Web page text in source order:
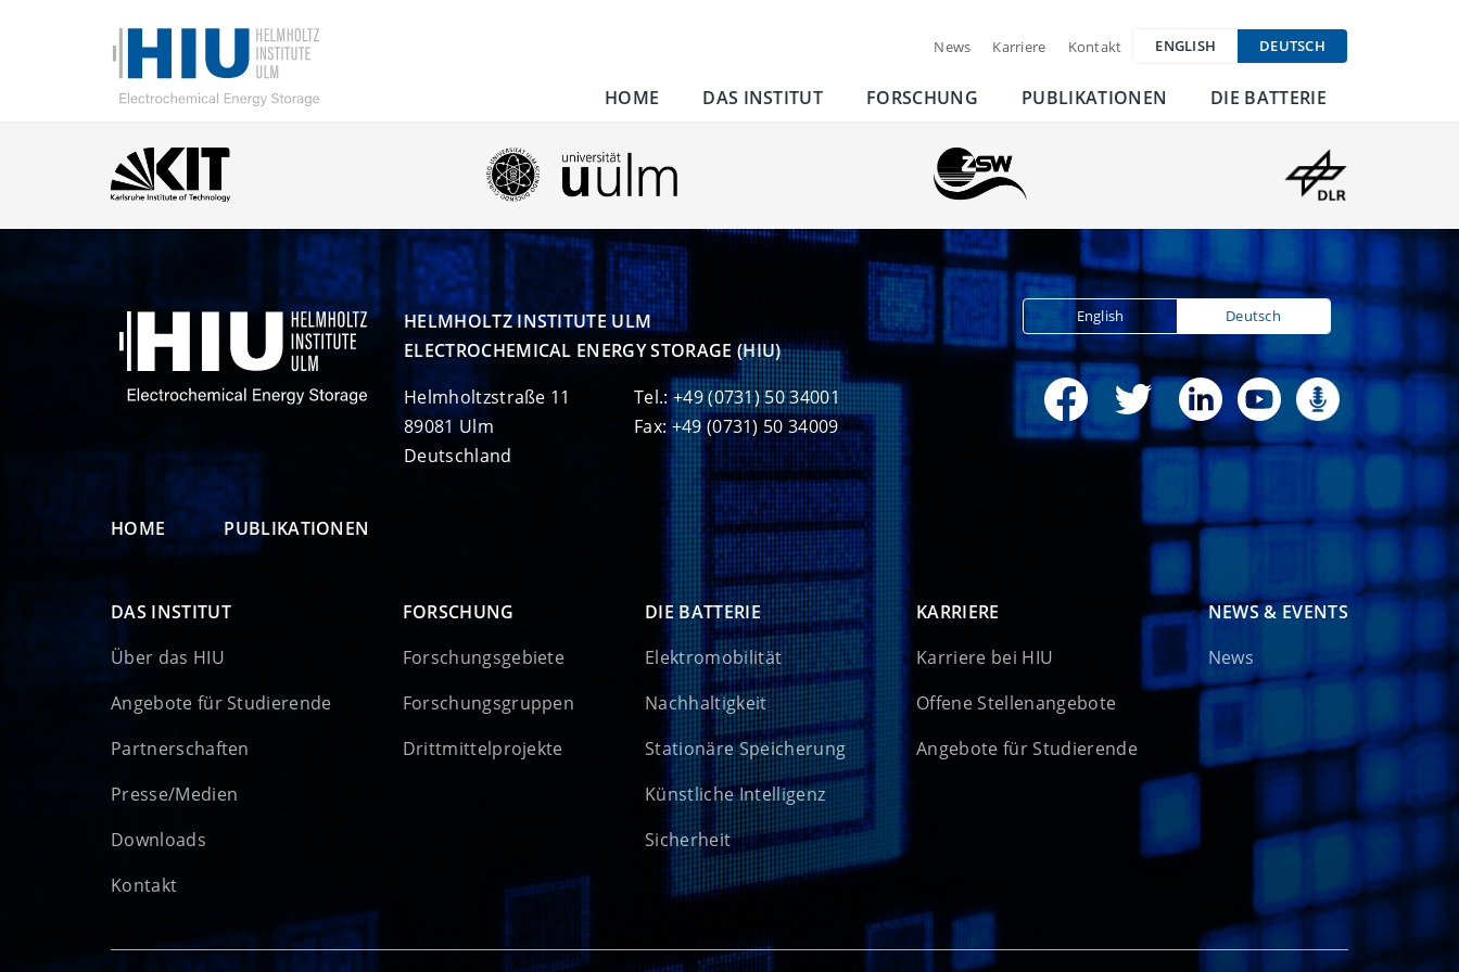
News Karriere Kontakt ENGLISH DEUTSCH
HOME DAS INSTITUT FORSCHUNG PUBLIKATIONEN DIE BATTERIE
HELMHOLTZ INSTITUTE ULM
ELECTROCHEMICAL ENERGY STORAGE (HIU)
Helmholtzstraße 11
89081 Ulm
Deutschland
Tel.: +49 (0731) 50 34001
Fax: +49 (0731) 50 34009
English Deutsch
HOME PUBLIKATIONEN
DAS INSTITUT
Über das HIU
Angebote für Studierende
Partnerschaften
Presse/Medien
Downloads
Kontakt
FORSCHUNG
Forschungsgebiete
Forschungsgruppen
Drittmittelprojekte
DIE BATTERIE
Elektromobilität
Nachhaltigkeit
Stationäre Speicherung
Künstliche Intelligenz
Sicherheit
KARRIERE
Karriere bei HIU
Offene Stellenangebote
Angebote für Studierende
NEWS & EVENTS
News